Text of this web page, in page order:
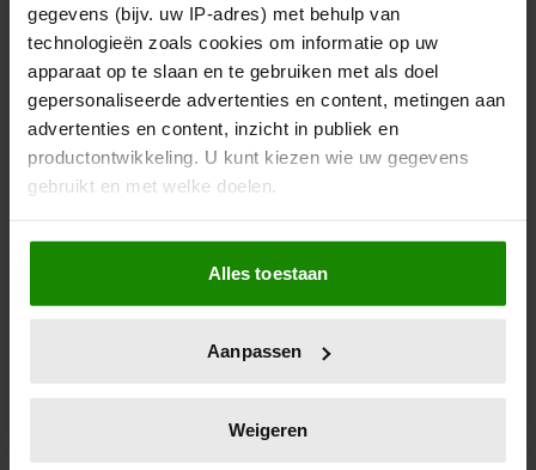
gegevens (bijv. uw IP-adres) met behulp van
technologieën zoals cookies om informatie op uw
apparaat op te slaan en te gebruiken met als doel
gepersonaliseerde advertenties en content, metingen aan
advertenties en content, inzicht in publiek en
productontwikkeling. U kunt kiezen wie uw gegevens
gebruikt en met welke doelen.
Als u het toestaat, willen we ook graag:
Informatie verzamelen over uw geografische
locatie, die tot een paar meter nauwkeurig kan zijn
scannen op specifieke eigenschappen (fingerprinting)
verwerkt en stel uw voorkeuren in het
Alles toestaan
Aanpassen
Weigeren